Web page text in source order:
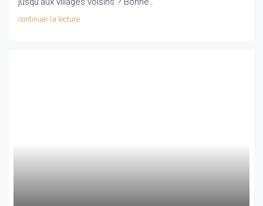
continuer la lecture